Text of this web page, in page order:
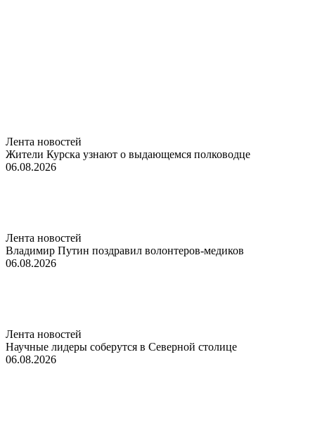
Лента новостей
Жители Курска узнают о выдающемся полководце
06.08.2026
Лента новостей
Владимир Путин поздравил волонтеров-медиков
06.08.2026
Лента новостей
Научные лидеры соберутся в Северной столице
06.08.2026